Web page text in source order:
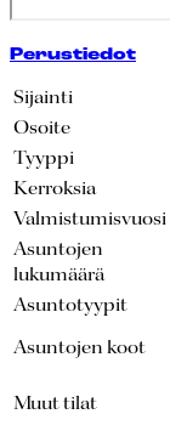
Perustiedot
Sijainti
Osoite
Tyyppi
Kerroksia
Valmistumisvuosi
Asuntojen
lukumäärä
Asuntotyypit
Asuntojen koot
Muut tilat